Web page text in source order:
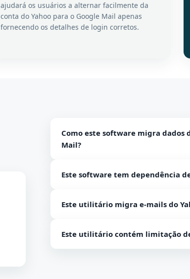
ajudará os usuários a alternar facilmente da
conta do Yahoo para o Google Mail apenas
fornecendo os detalhes de login corretos.
Como este software migra dados
Mail?
Forneça os detalhes de login da
Forneça os detalhes de login da
Este software tem dependência
nenhum programa para usar esta
Este utilitário migra e-mails do
do Yahoo para a conta do Gmail.
Este utilitário contém limitação